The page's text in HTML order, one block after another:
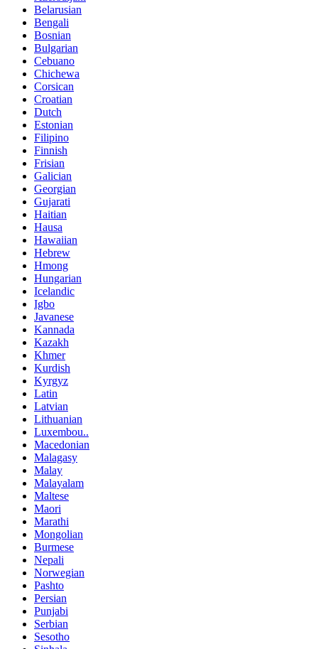
Belarusian
Bengali
Bosnian
Bulgarian
Cebuano
Chichewa
Corsican
Croatian
Dutch
Estonian
Filipino
Finnish
Frisian
Galician
Georgian
Gujarati
Haitian
Hausa
Hawaiian
Hebrew
Hmong
Hungarian
Icelandic
Igbo
Javanese
Kannada
Kazakh
Khmer
Kurdish
Kyrgyz
Latin
Latvian
Lithuanian
Luxembou..
Macedonian
Malagasy
Malay
Malayalam
Maltese
Maori
Marathi
Mongolian
Burmese
Nepali
Norwegian
Pashto
Persian
Punjabi
Serbian
Sesotho